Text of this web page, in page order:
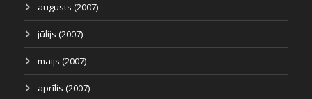
augusts (2007)
jūlijs (2007)
maijs (2007)
aprīlis (2007)